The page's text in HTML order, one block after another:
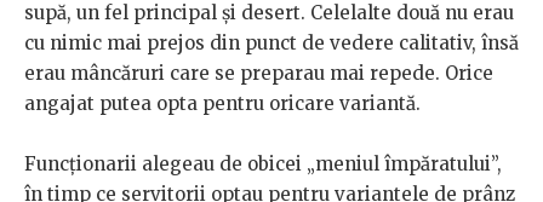
supă, un fel principal și desert. Celelalte două nu erau
cu nimic mai prejos din punct de vedere calitativ, însă
erau mâncăruri care se preparau mai repede. Orice
angajat putea opta pentru oricare variantă.
Funcționarii alegeau de obicei „meniul împăratului”,
în timp ce servitorii optau pentru variantele de prânz